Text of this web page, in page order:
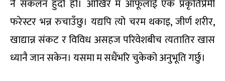
नै संकलन हुँदो हो। आखिर म आफूलाई एक प्रकृतिप्रेमी
फरेस्टर भन्न रुचाउँछु। यद्यपि त्यो चरम थकाइ, जीर्ण शरीर,
खाद्यान्न संकट र विविध असहज परिवेशबीच त्यतातिर खास
ध्यानै जान सकेन। यसमा म सधैंभरि चुकेको अनुभूति गर्छु।